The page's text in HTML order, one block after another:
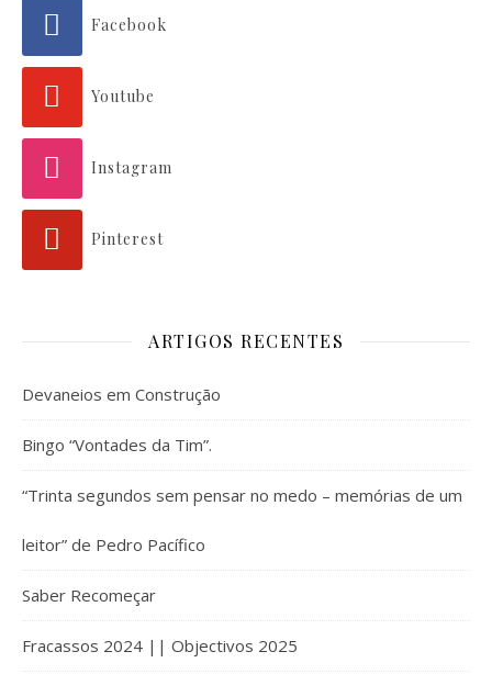
Facebook
Youtube
Instagram
Pinterest
ARTIGOS RECENTES
Devaneios em Construção
Bingo “Vontades da Tim”.
“Trinta segundos sem pensar no medo – memórias de um
leitor” de Pedro Pacífico
Saber Recomeçar
Fracassos 2024 || Objectivos 2025